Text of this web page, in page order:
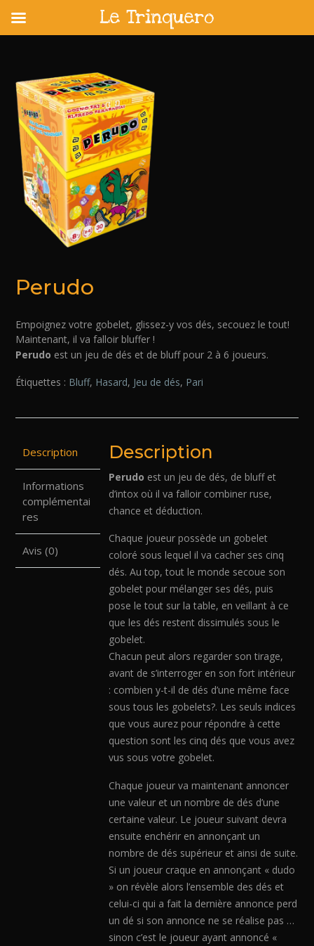
Perudo
Empoignez votre gobelet, glissez-y vos dés, secouez le tout!
Maintenant, il va falloir bluffer !
Perudo est un jeu de dés et de bluff pour 2 à 6 joueurs.
Étiquettes : Bluff, Hasard, Jeu de dés, Pari
Description
Informations
complémentai
res
Avis (0)
Description
Perudo est un jeu de dés, de bluff et
d’intox où il va falloir combiner ruse,
chance et déduction.
Chaque joueur possède un gobelet
coloré sous lequel il va cacher ses cinq
dés. Au top, tout le monde secoue son
gobelet pour mélanger ses dés, puis
pose le tout sur la table, en veillant à ce
que les dés restent dissimulés sous le
gobelet.
Chacun peut alors regarder son tirage,
avant de s’interroger en son fort intérieur
: combien y-t-il de dés d’une même face
sous tous les gobelets?. Les seuls indices
que vous aurez pour répondre à cette
question sont les cinq dés que vous avez
vus sous votre gobelet.
Chaque joueur va maintenant annoncer
une valeur et un nombre de dés d’une
certaine valeur. Le joueur suivant devra
ensuite enchérir en annonçant un
nombre de dés supérieur et ainsi de suite.
Si un joueur craque en annonçant « dudo
» on révèle alors l’ensemble des dés et
celui-ci qui a fait la dernière annonce perd
un dé si son annonce ne se réalise pas …
sinon c’est le joueur ayant annoncé «
Le Trinquero